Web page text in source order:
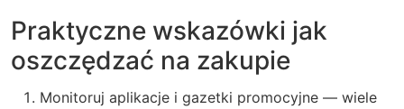
Praktyczne wskazówki jak
oszczędzać na zakupie
Monitoruj aplikacje i gazetki promocyjne — wiele